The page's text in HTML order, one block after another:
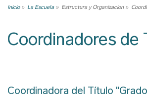
Ruta
navegación
Inicio La Escuela Estructura y Organizacion
Coordinadores de
Coordinadora del Título